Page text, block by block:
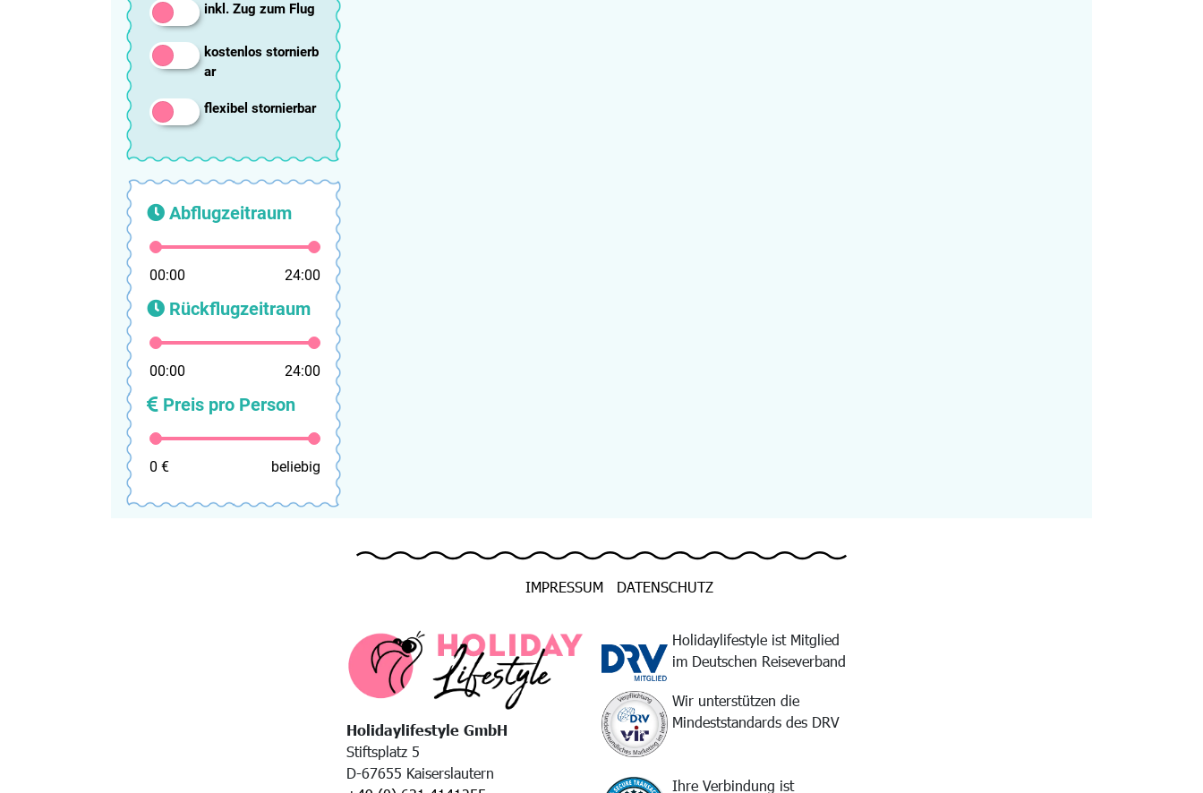
inkl. Zug zum Flug
kostenlos stornierb
ar
flexibel stornierbar
Abflugzeitraum
00:00 24:00
Rückflugzeitraum
00:00 24:00
Preis pro Person
0 € beliebig
IMPRESSUM DATENSCHUTZ
Holidaylifestyle GmbH
Stiftsplatz 5
D-67655 Kaiserslautern
Holidaylifestyle ist Mitglied
im Deutschen Reiseverband
Wir unterstützen die
Mindeststandards des DRV
Ihre Verbindung ist